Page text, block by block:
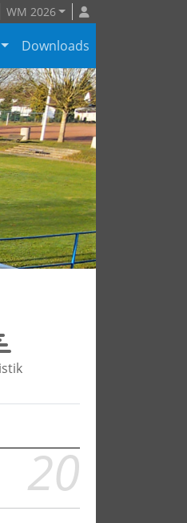
WM 2026
Downloads
20